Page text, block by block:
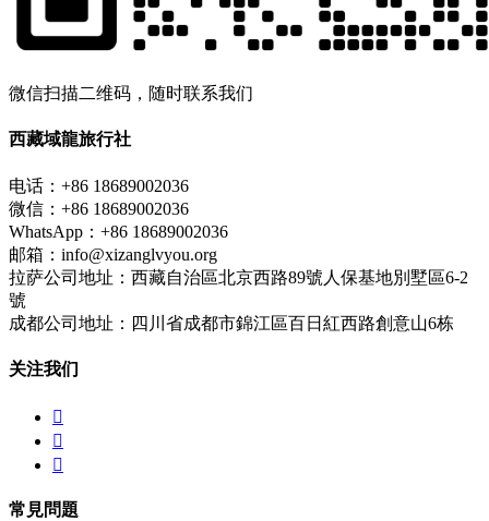
微信扫描二维码，随时联系我们
西藏域龍旅行社
电话：+86 18689002036
微信：+86 18689002036
WhatsApp：+86 18689002036
邮箱：info@xizanglvyou.org
拉萨公司地址：西藏自治區北京西路89號人保基地別墅區6-2
號
成都公司地址：四川省成都市錦江區百日紅西路創意山6栋
关注我们



常見問題